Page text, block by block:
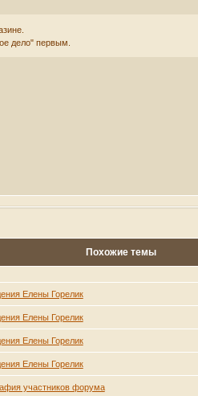
дело" первым.
Похожие темы
Елены Горелик
Елены Горелик
Елены Горелик
Елены Горелик
участников форума